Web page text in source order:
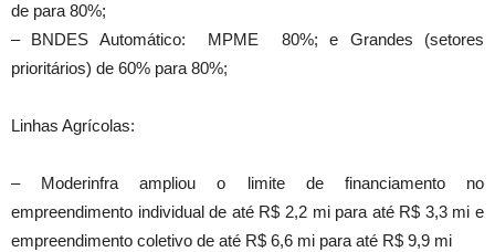
de para 80%;
– BNDES Automático: MPME 80%; e Grandes (setores
prioritários) de 60% para 80%;
Linhas Agrícolas:
– Moderinfra ampliou o limite de financiamento no
empreendimento individual de até R$ 2,2 mi para até R$ 3,3 mi e
empreendimento coletivo de até R$ 6,6 mi para até R$ 9,9 mi